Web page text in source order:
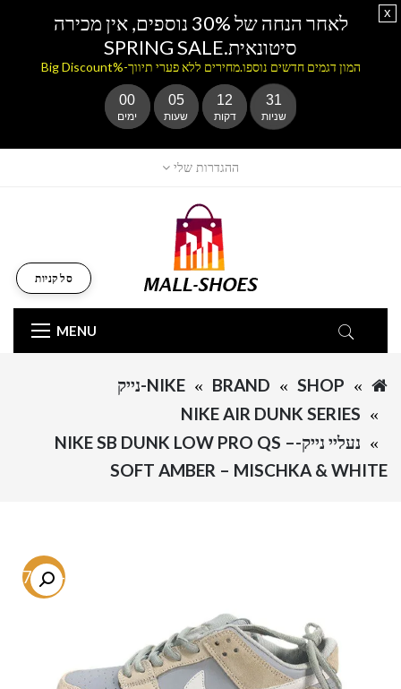
ההגדרות שלי
MENU
סל קניות
SHOP
BRAND
NIKE-נייק
NIKE AIR DUNK SERIES
נעליי נייק-NIKE SB DUNK LOW PRO QS –
SOFT AMBER – MISCHKA & WHITE
-57.3%
לאחר הנחה של 30% נוספים, אין מכירה
סיטונאית.SPRING SALE
המון דגמים חדשים נוספו.מחירים ללא פערי תיווך-%Big Discount
00
ימים
05
שעות
12
דקות
31
שניות
x